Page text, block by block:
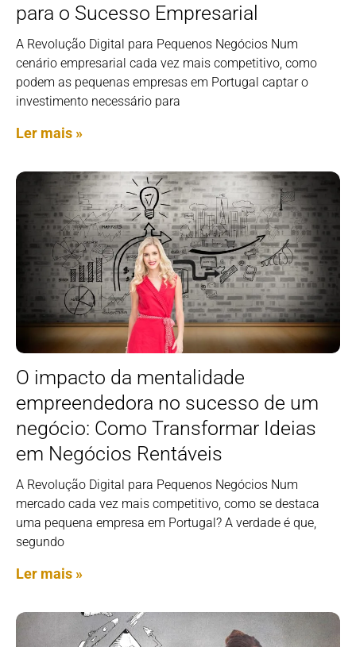
para o Sucesso Empresarial
A Revolução Digital para Pequenos Negócios Num
cenário empresarial cada vez mais competitivo, como
podem as pequenas empresas em Portugal captar o
investimento necessário para
Ler mais »
O impacto da mentalidade
empreendedora no sucesso de um
negócio: Como Transformar Ideias
em Negócios Rentáveis
A Revolução Digital para Pequenos Negócios Num
mercado cada vez mais competitivo, como se destaca
uma pequena empresa em Portugal? A verdade é que,
segundo
Ler mais »